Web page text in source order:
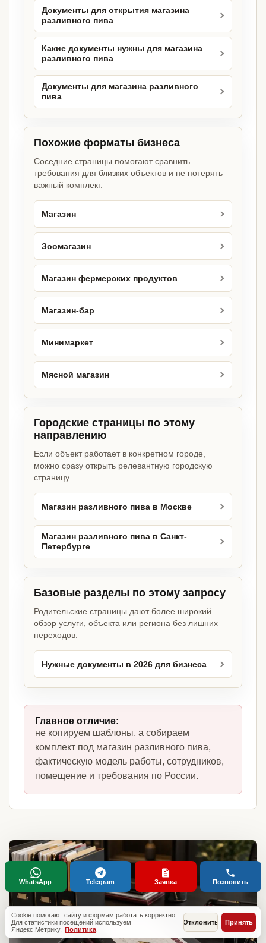
Документы для открытия магазина
разливного пива
Какие документы нужны для магазина
разливного пива
Документы для магазина разливного
пива
Похожие форматы бизнеса
Соседние страницы помогают сравнить
требования для близких объектов и не потерять
важный комплект.
Магазин
Зоомагазин
Магазин фермерских продуктов
Магазин-бар
Минимаркет
Мясной магазин
Городские страницы по этому
направлению
Если объект работает в конкретном городе,
можно сразу открыть релевантную городскую
страницу.
Магазин разливного пива в Москве
Магазин разливного пива в Санкт-
Петербурге
Базовые разделы по этому запросу
Родительские страницы дают более широкий
обзор услуги, объекта или региона без лишних
переходов.
Нужные документы в 2026 для бизнеса
Главное отличие:
не копируем шаблоны, а собираем
комплект под магазин разливного пива,
фактическую модель работы, сотрудников,
помещение и требования по России.
Cookie помогают сайту и формам работать корректно.
Для статистики посещений используем
Яндекс.Метрику. Политика
Отклонить Принять
WhatsApp Telegram Заявка Позвонить